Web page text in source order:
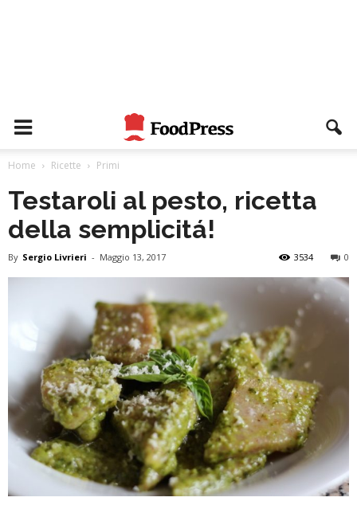
Home Ricette Primi
Testaroli al pesto, ricetta
della semplicitá!
By Sergio Livrieri - Maggio 13, 2017 0
3534